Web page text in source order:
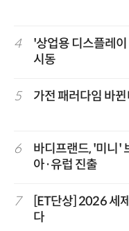
4
'상업용 디스플레
시동
5 가전 패러다임 바
6
바디프랜드, '미니'
아·유럽 진출
7
[ET단상] 2026 세
다